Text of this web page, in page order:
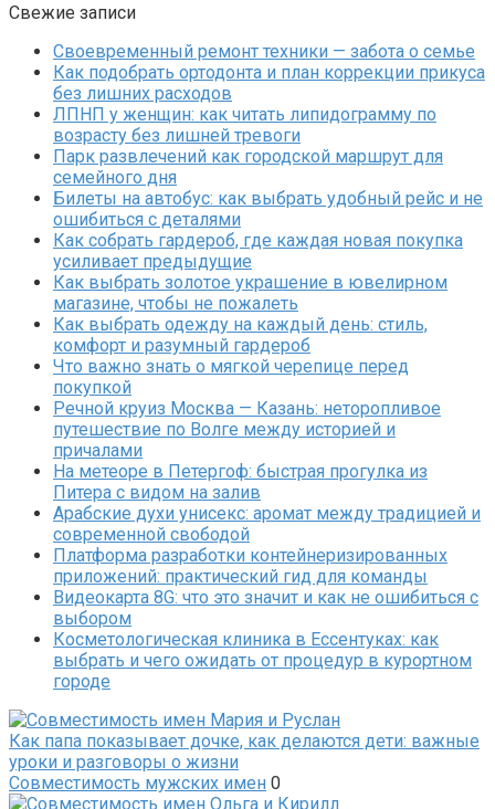
Свежие записи
Своевременный ремонт техники — забота о семье
Как подобрать ортодонта и план коррекции прикуса
без лишних расходов
ЛПНП у женщин: как читать липидограмму по
возрасту без лишней тревоги
Парк развлечений как городской маршрут для
семейного дня
Билеты на автобус: как выбрать удобный рейс и не
ошибиться с деталями
Как собрать гардероб, где каждая новая покупка
усиливает предыдущие
Как выбрать золотое украшение в ювелирном
магазине, чтобы не пожалеть
Как выбрать одежду на каждый день: стиль,
комфорт и разумный гардероб
Что важно знать о мягкой черепице перед
покупкой
Речной круиз Москва — Казань: неторопливое
путешествие по Волге между историей и
причалами
На метеоре в Петергоф: быстрая прогулка из
Питера с видом на залив
Арабские духи унисекс: аромат между традицией и
современной свободой
Платформа разработки контейнеризированных
приложений: практический гид для команды
Видеокарта 8G: что это значит и как не ошибиться с
выбором
Косметологическая клиника в Ессентуках: как
выбрать и чего ожидать от процедур в курортном
городе
Как папа показывает дочке, как делаются дети: важные
уроки и разговоры о жизни
Совместимость мужских имен 0